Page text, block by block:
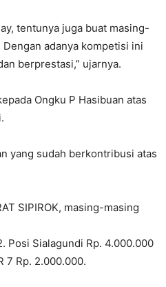
tentunya juga buat masing-
adanya kompetisi ini
berprestasi,” ujarnya.
Ongku P Hasibuan atas
yang sudah berkontribusi atas
SIPIROK, masing-masing
Posi Sialagundi Rp. 4.000.000
7 Rp. 2.000.000.